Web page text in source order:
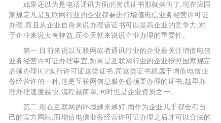
如果还以为是电话通讯方面的资质证书那就落伍了,现在应国
家规定凡是互联网行业的企业都要进行增值电信业务经营许可证
办理,而且从企业自身来说办理该证书可以提高企业的竞争力,对
于企业来说大有裨益,而今天就来说说企业办理的重要性。
第一,目前来说以互联网或者通讯行业的企业最关注增值电信
业务经营许可证办理事宜,如果是互联网行业的企业按照国家规定
必须办理ICP实行许可证这类证书,而这类证书就属于增值电信业
务经营许的一种,这是互联网信息服务必须要办理的证书,越早办
理办理速度越快,流程越简单,同时也是企业资质之一。
第二,现在互联网的环境越来越好,而作为企业几乎都会有自
己的官方网站,而增值电信业务经营许可证办理之后才可以合法的